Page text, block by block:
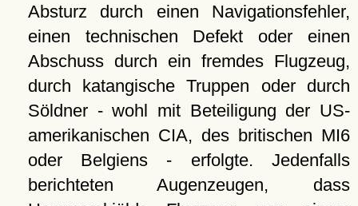
Absturz durch einen Navigationsfehler,
einen technischen Defekt oder einen
Abschuss durch ein fremdes Flugzeug,
durch katangische Truppen oder durch
Söldner - wohl mit Beteiligung der US-
amerikanischen CIA, des britischen MI6
oder Belgiens - erfolgte. Jedenfalls
berichteten Augenzeugen, dass